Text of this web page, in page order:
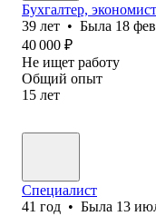
Бухгалтер, экономист
39 лет • Была 18
40 000 ₽
Не ищет работу
Общий опыт
15 лет
Специалист
41 год • Была 13